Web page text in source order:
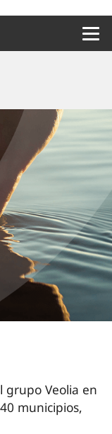
grupo Veolia en
municipios,